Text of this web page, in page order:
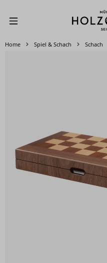
Zum Hauptinhalt springen
Home Spiel & Schach Schach